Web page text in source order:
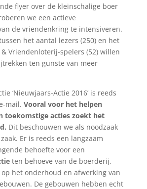
flyer over de kleinschalige boer
we een actieve
de vriendenkring te intensiveren.
het aantal lezers (250) en het
Vriendenloterij-spelers (52) willen
ten gunste van meer
‘Nieuwjaars-Actie 2016’ is reeds
mail. Vooral voor het helpen
toekomstige acties zoekt het
Dit beschouwen we als noodzaak
Er is reeds een langzaam
behoefte voor een
ten behoeve van de boerderij,
het onderhoud en afwerking van
De gebouwen hebben echt